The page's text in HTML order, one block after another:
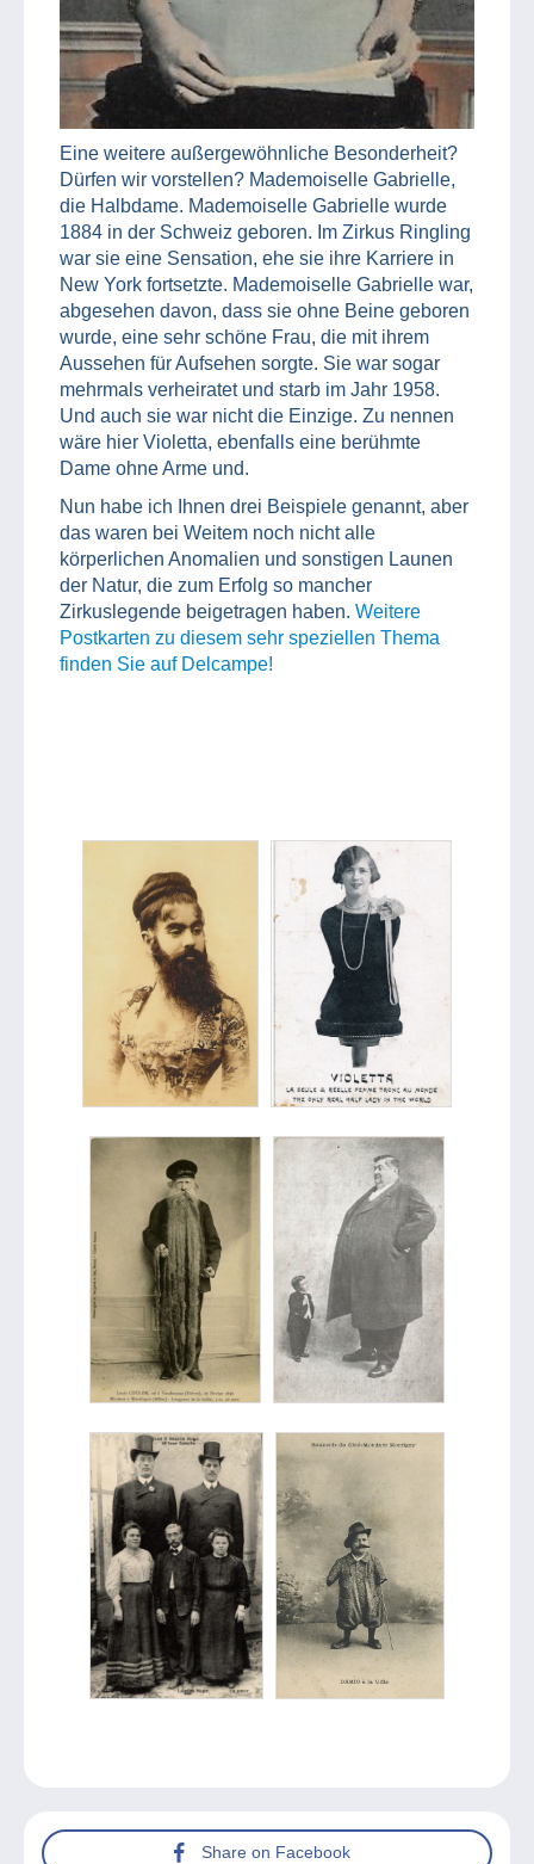
Eine weitere außergewöhnliche Besonderheit?
Dürfen wir vorstellen? Mademoiselle Gabrielle,
die Halbdame. Mademoiselle Gabrielle wurde
1884 in der Schweiz geboren. Im Zirkus Ringling
war sie eine Sensation, ehe sie ihre Karriere in
New York fortsetzte. Mademoiselle Gabrielle war,
abgesehen davon, dass sie ohne Beine geboren
wurde, eine sehr schöne Frau, die mit ihrem
Aussehen für Aufsehen sorgte. Sie war sogar
mehrmals verheiratet und starb im Jahr 1958.
Und auch sie war nicht die Einzige. Zu nennen
wäre hier Violetta, ebenfalls eine berühmte
Dame ohne Arme und.
Nun habe ich Ihnen drei Beispiele genannt, aber
das waren bei Weitem noch nicht alle
körperlichen Anomalien und sonstigen Launen
der Natur, die zum Erfolg so mancher
Zirkuslegende beigetragen haben. Weitere
Postkarten zu diesem sehr speziellen Thema
finden Sie auf Delcampe!
Share on Facebook